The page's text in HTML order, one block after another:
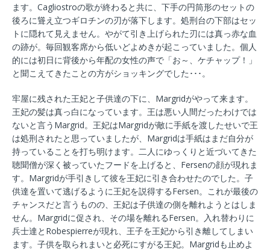
ます。Cagliostroの歌が終わると共に、下手の円筒形のセットの
後ろに聳え立つギロチンの刃が落下します。処刑台の下部はセッ
トに隠れて見えません。やがて引き上げられた刃には真っ赤な血
の跡が。毎回観客席から低いどよめきが起こっていました。個人
的には初日に背後から年配の女性の声で「お～、ケチャップ！」
と聞こえてきたことの方がショッキングでした･･･。
牢屋に残された王妃と子供達の下に、Margridがやって来ます。
王妃の髪は真っ白になっています。王は悪い人間だったわけでは
ないと言うMargrid。王妃はMargridが敵に手紙を渡したせいで王
は処刑されたと思っていましたが、Margridは手紙はまだ自分が
持っていることを打ち明けます。二人にゆっくりと近づいてきた
聴聞僧が深く被っていたフードを上げると、Fersenの顔が現れま
す。Margridが手引きして彼を王妃に引き合わせたのでした。子
供達を置いて逃げるように王妃を説得するFersen。これが最後の
チャンスだと言うものの、王妃は子供達の側を離れようとはしま
せん。Margridに促され、その場を離れるFersen。入れ替わりに
兵士達とRobespierreが現れ、王子を王妃から引き離してしまい
ます。子供を取られまいと必死にすがる王妃。Margridも止めよ